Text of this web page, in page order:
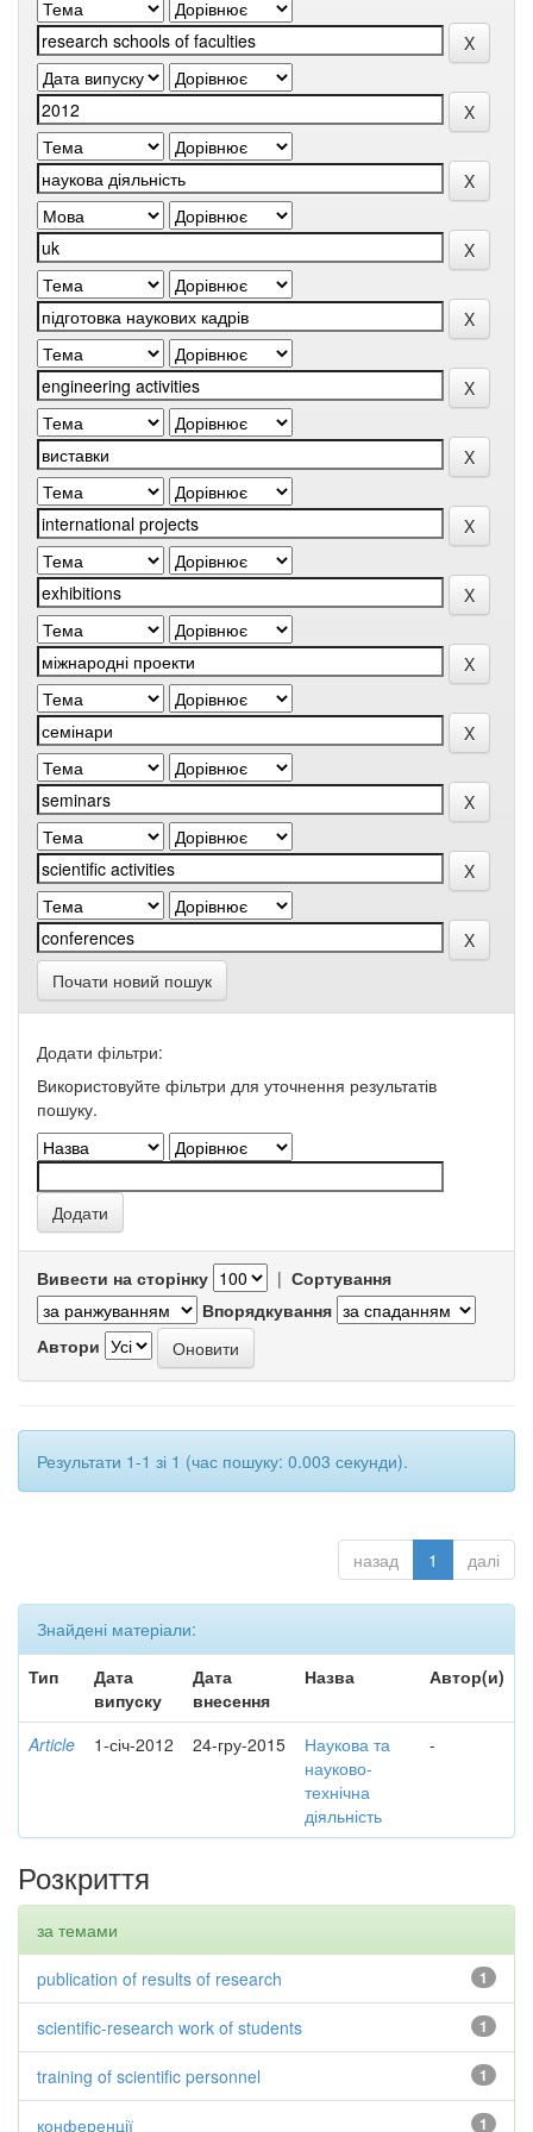
Почати новий пошук
Додати фільтри:
Використовуйте фільтри для уточнення результатів
пошуку.
Вивести на сторінку | Сортування
Впорядкування
Автори
Результати 1-1 зі 1 (час пошуку: 0.003 секунди).
назад 1 далі
Знайдені матеріали:
Тип
Дата
випуску
Дата
внесення
Назва Автор(и)
Article 1-січ-2012 24-гру-2015
Наукова та
науково-
технічна
діяльність
-
Розкриття
за темами
1
publication of results of research
1
scientific-research work of students
1
training of scientific personnel
1
конференції